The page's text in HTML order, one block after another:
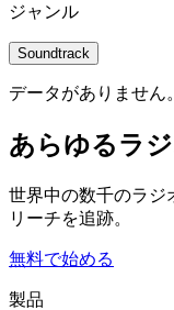
ジャンル
Soundtrack
データがありません。
あらゆるラ
世界中の数千のラジ
リーチを追跡。
無料で始める
製品